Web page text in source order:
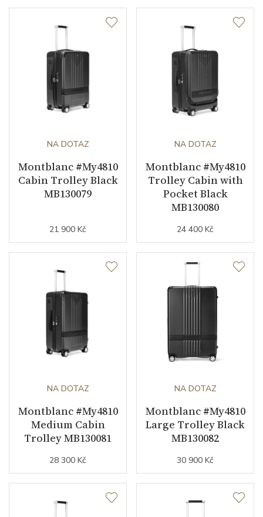
NA DOTAZ
Montblanc #My4810
Cabin Trolley Black
MB130079
21 900 Kč
NA DOTAZ
Montblanc #My4810
Trolley Cabin with
Pocket Black
MB130080
24 400 Kč
NA DOTAZ
Montblanc #My4810
Medium Cabin
Trolley MB130081
28 300 Kč
NA DOTAZ
Montblanc #My4810
Large Trolley Black
MB130082
30 900 Kč